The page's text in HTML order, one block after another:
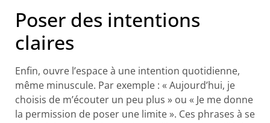
Poser des intentions
claires
Enfin, ouvre l’espace à une intention quotidienne,
même minuscule. Par exemple : « Aujourd’hui, je
choisis de m’écouter un peu plus » ou « Je me donne
la permission de poser une limite ». Ces phrases à se